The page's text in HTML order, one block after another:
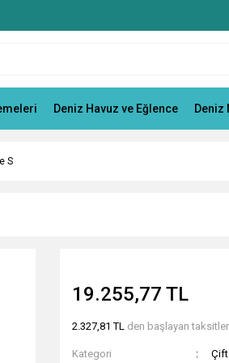
Deniz Havuz ve Eğlence Deniz
S
19.255,77 TL
2.327,81 TL den başlayan
Kategori
Çift